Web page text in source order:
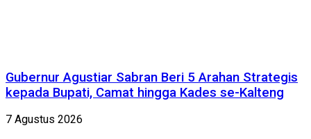
Gubernur Agustiar Sabran Beri 5 Arahan Strategis
kepada Bupati, Camat hingga Kades se-Kalteng
7 Agustus 2026